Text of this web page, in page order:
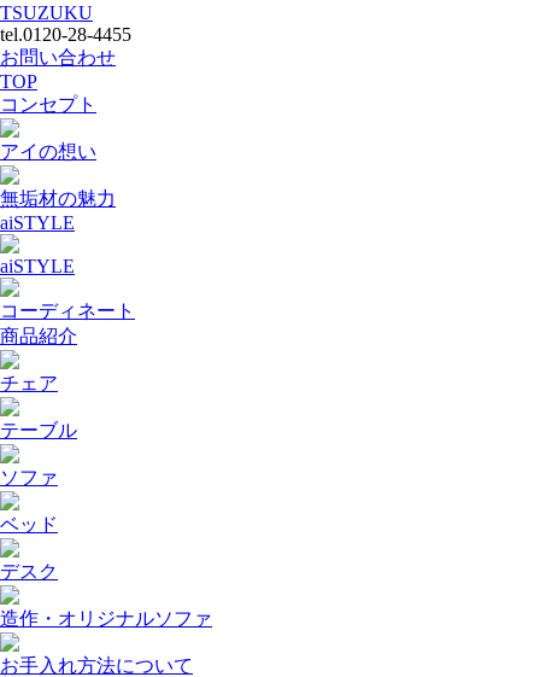
TSUZUKU
tel.0120-28-4455
お問い合わせ
TOP
コンセプト
アイの想い
無垢材の魅力
aiSTYLE
aiSTYLE
コーディネート
商品紹介
チェア
テーブル
ソファ
ベッド
デスク
造作・オリジナルソファ
お手入れ方法について